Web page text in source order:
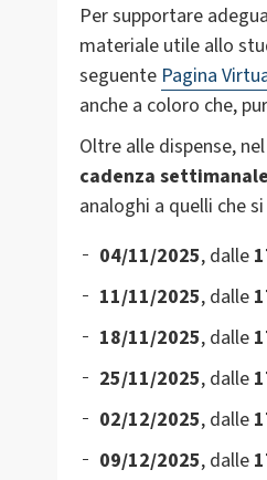
Per supportare
materiale utile allo
seguente Pagina
anche a coloro che,
Oltre alle dispense, nel
cadenza settimanale
analoghi a quelli che
04/11/2025, dalle
11/11/2025, dalle
18/11/2025, dalle
25/11/2025, dalle
02/12/2025, dalle
09/12/2025, dalle